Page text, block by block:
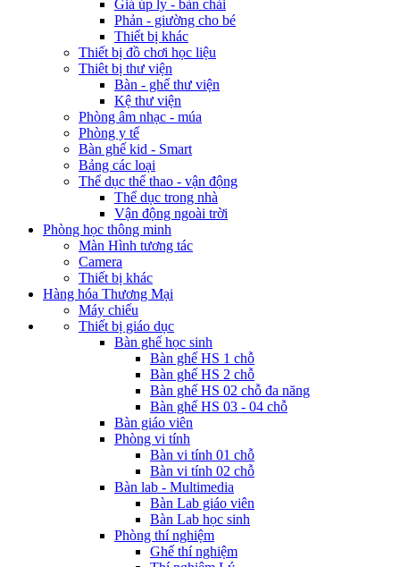
Giá úp ly - bàn chải
Phản - giường cho bé
Thiết bị khác
Thiết bị đồ chơi học liệu
Thiêt bị thư viện
Bàn - ghế thư viện
Kệ thư viện
Phòng âm nhạc - múa
Phòng y tế
Bàn ghế kid - Smart
Bảng các loại
Thể dục thể thao - vận động
Thể dục trong nhà
Vận động ngoài trời
Phòng học thông minh
Màn Hình tương tác
Camera
Thiết bị khác
Hàng hóa Thương Mại
Máy chiếu
Thiết bị giáo dục
Bàn ghế học sinh
Bàn ghế HS 1 chỗ
Bàn ghế HS 2 chỗ
Bàn ghế HS 02 chỗ đa năng
Bàn ghế HS 03 - 04 chỗ
Bàn giáo viên
Phòng vi tính
Bàn vi tính 01 chỗ
Bàn vi tính 02 chỗ
Bàn lab - Multimedia
Bàn Lab giáo viên
Bàn Lab học sinh
Phòng thí nghiệm
Ghế thí nghiệm